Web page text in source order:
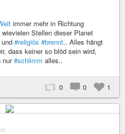
immer mehr in Richtung
Stellen dieser Planet
und #religiös #brennt.. Alles hängt
dass keiner so blöd sein wird,
nur#schlimm alles..
0 0 1